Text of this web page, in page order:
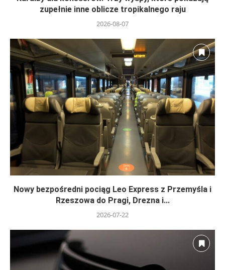
zupełnie inne oblicze tropikalnego raju
2026-08-07
Nowy bezpośredni pociąg Leo Express z Przemyśla i
Rzeszowa do Pragi, Drezna i...
2026-07-22